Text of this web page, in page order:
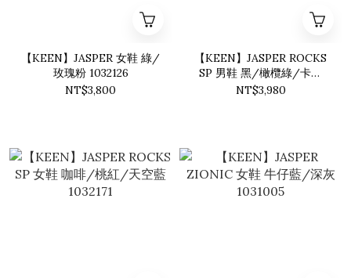
【KEEN】JASPER 女鞋 綠/
玫瑰粉 1032126
NT$3,800
【KEEN】JASPER ROCKS
SP 男鞋 黑/橄欖綠/卡其
1032229
NT$3,980